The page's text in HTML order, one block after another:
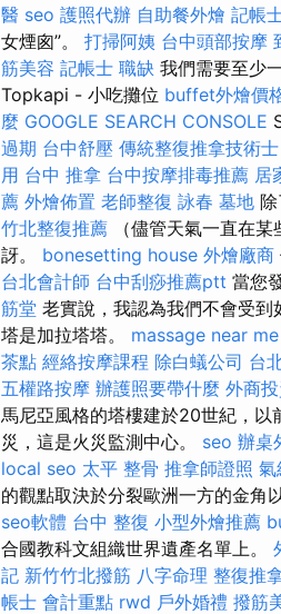
醫 seo 護照代辦 自助餐外燴 記帳
女煙囪”。 打掃阿姨 台中頭部按摩
筋美容 記帳士 職缺 我們需要至少
Topkapi - 小吃攤位 buffet外燴價
麼 GOOGLE SEARCH CONSOLE
過期 台中舒壓 傳統整復推拿技術士
用 台中 推拿 台中按摩排毒推薦 居
薦 外燴佈置 老師整復 詠春 墓地
竹北整復推薦 （儘管天氣一直在
訝。 bonesetting house 外燴廠商
台北會計師 台中刮痧推薦ptt 當您
筋堂 老實說，我認為我們不會受
塔是加拉塔塔。 massage near me
茶點 經絡按摩課程 除白蟻公司 台
五權路按摩 辦護照要帶什麼 外商
馬尼亞風格的塔樓建於20世紀，以
災，這是火災監測中心。 seo 辦桌
local seo 太平 整骨 推拿師證照 氣
的觀點取決於分裂歐洲一方的金角
seo軟體 台中 整復 小型外燴推薦
合國教科文組織世界遺產名單上。
記 新竹竹北撥筋 八字命理 整復推
帳士 會計重點 rwd 戶外婚禮 撥筋